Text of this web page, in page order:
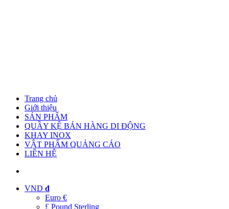
Trang chủ
Giới thiệu
SẢN PHẨM
QUẦY KỆ BÁN HÀNG DI ĐỘNG
KHAY INOX
VẬT PHẨM QUẢNG CÁO
LIÊN HỆ
VND đ
Euro €
£ Pound Sterling